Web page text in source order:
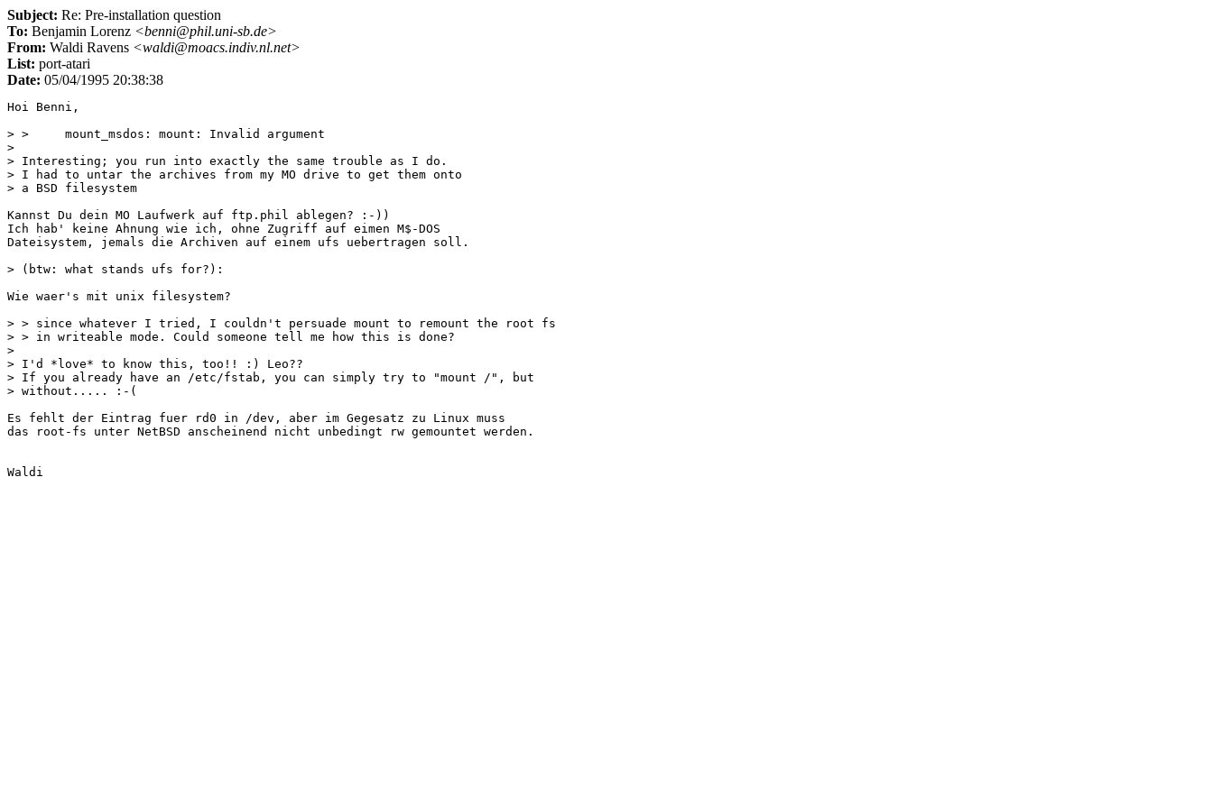
Subject: Re: Pre-installation question
To: Benjamin Lorenz <benni@phil.uni-sb.de>
From: Waldi Ravens <waldi@moacs.indiv.nl.net>
List: port-atari
Date: 05/04/1995 20:38:38
Hoi Benni,
> > 	mount_msdos: mount: Invalid argument
>
> Interesting; you run into exactly the same trouble as I do.
> I had to untar the archives from my MO drive to get them onto
> a BSD filesystem
Kannst Du dein MO Laufwerk auf ftp.phil ablegen? :-))
Ich hab' keine Ahnung wie ich, ohne Zugriff auf eimen M$-DOS
Dateisystem, jemals die Archiven auf einem ufs uebertragen soll.
> (btw: what stands ufs for?):
Wie waer's mit unix filesystem?
> > since whatever I tried, I couldn't persuade mount to remount the root fs
> > in writeable mode. Could someone tell me how this is done?
>
> I'd *love* to know this, too!! :) Leo??
> If you already have an /etc/fstab, you can simply try to "mount /", but
> without..... :-(
Es fehlt der Eintrag fuer rd0 in /dev, aber im Gegesatz zu Linux muss
das root-fs unter NetBSD anscheinend nicht unbedingt rw gemountet werden.